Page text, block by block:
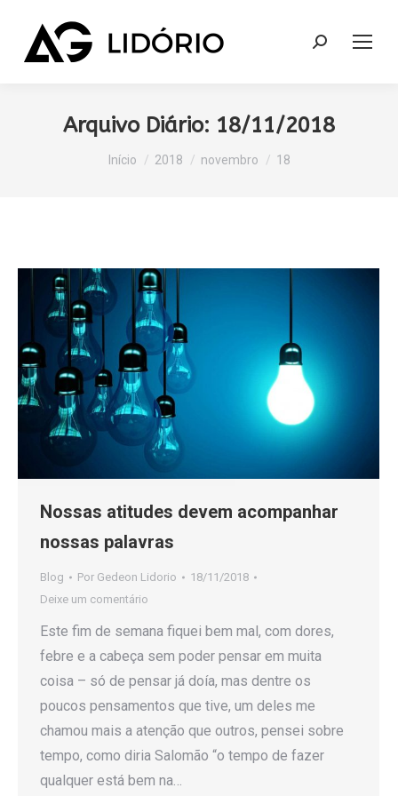
Search:
Arquivo Diário: 18/11/2018
Você está aqui:
Início 2018 novembro 18
Nossas atitudes devem acompanhar
nossas palavras
Blog Por Gedeon Lidorio
18/11/2018
Deixe um comentário
Este fim de semana fiquei bem mal, com dores,
febre e a cabeça sem poder pensar em muita
coisa – só de pensar já doía, mas dentre os
poucos pensamentos que tive, um deles me
chamou mais a atenção que outros, pensei sobre
tempo, como diria Salomão “o tempo de fazer
qualquer está bem na…